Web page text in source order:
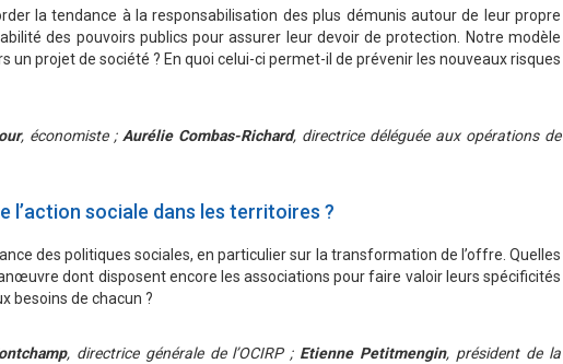
la tendance à la responsabilisation des plus démunis autour de leur propre
des pouvoirs publics pour assurer leur devoir de protection. Notre modèle
projet de société ? En quoi celui-ci permet-il de prévenir les nouveaux risques
, économiste ; Aurélie Combas-Richard, directrice déléguée aux opérations de
l’action sociale dans les territoires ?
des politiques sociales, en particulier sur la transformation de l’offre. Quelles
dont disposent encore les associations pour faire valoir leurs spécificités
besoins de chacun ?
, directrice générale de l’OCIRP ; Etienne Petitmengin, président de la